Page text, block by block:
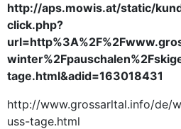
http://aps.mowis.at/static/
click.php?
tage.html&adid=163018431
http://www.grossarltal.info/de/
uss-tage.html